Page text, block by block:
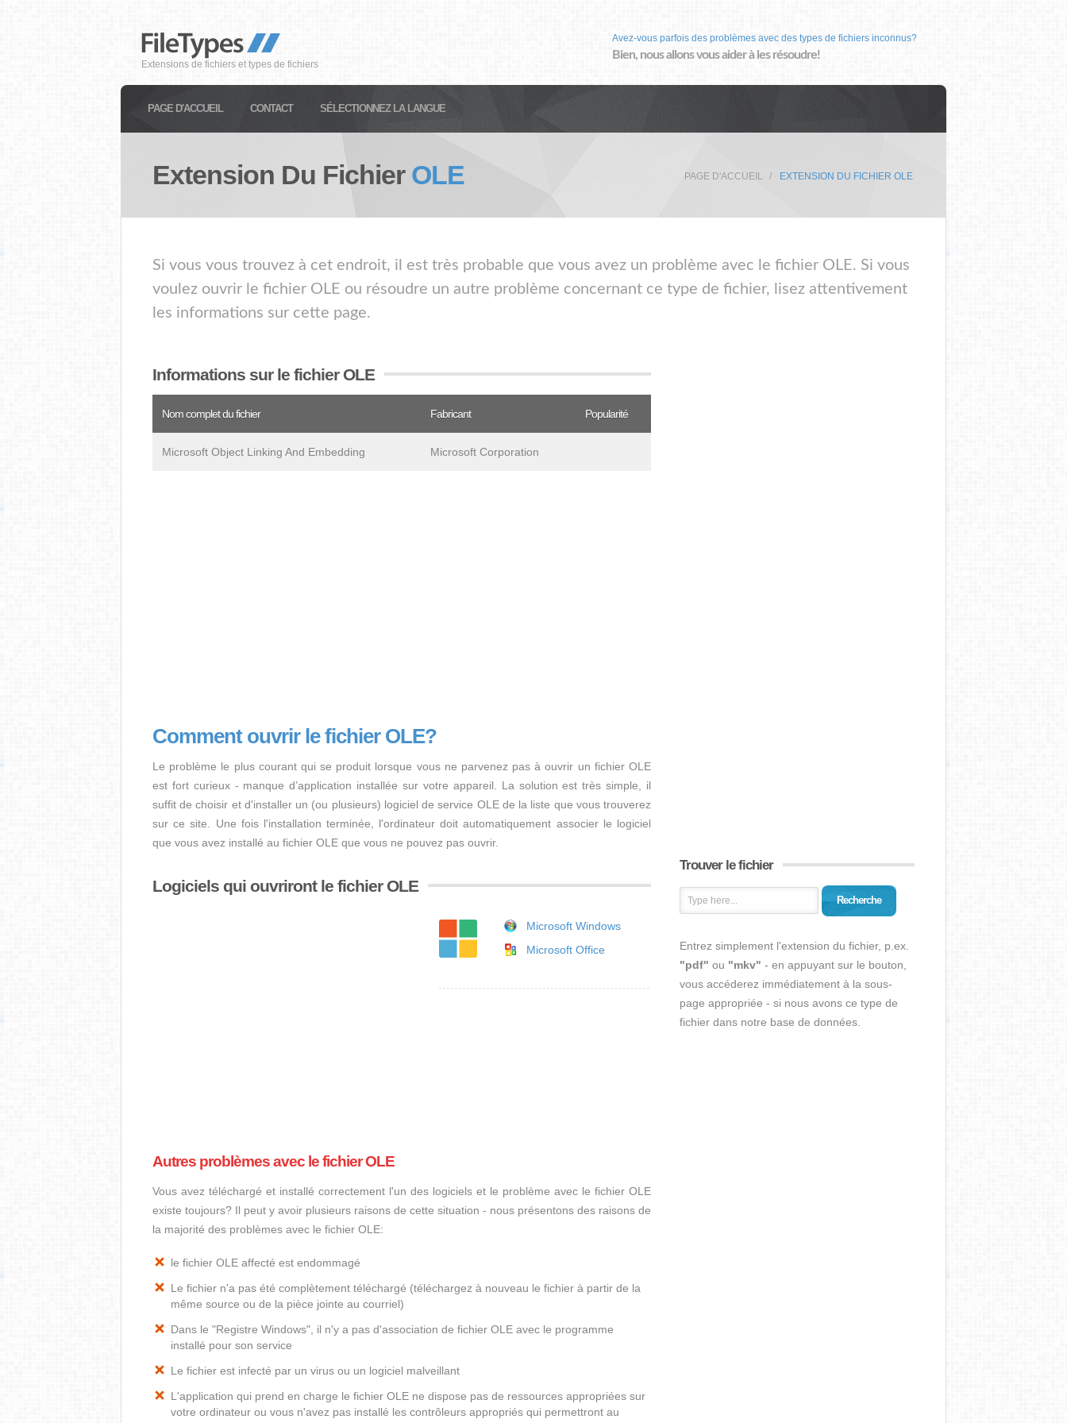
Extensions de fichiers et types de fichiers
Avez-vous parfois des problèmes avec des types de fichiers inconnus?
Bien, nous allons vous aider à les résoudre!
PAGE D'ACCUEIL CONTACT SÉLECTIONNEZ LA LANGUE
Extension Du Fichier OLE PAGE D'ACCUEIL EXTENSION DU FICHIER OLE
Si vous vous trouvez à cet endroit, il est très probable que vous avez un problème avec le fichier OLE. Si vous
voulez ouvrir le fichier OLE ou résoudre un autre problème concernant ce type de fichier, lisez attentivement
les informations sur cette page.
Informations sur le fichier OLE
Nom complet du fichier Fabricant Popularité
Microsoft Object Linking And Embedding Microsoft Corporation
Comment ouvrir le fichier OLE?
Le problème le plus courant qui se produit lorsque vous ne parvenez pas à ouvrir un fichier OLE
est fort curieux - manque d’application installée sur votre appareil. La solution est très simple, il
suffit de choisir et d'installer un (ou plusieurs) logiciel de service OLE de la liste que vous trouverez
sur ce site. Une fois l'installation terminée, l'ordinateur doit automatiquement associer le logiciel
que vous avez installé au fichier OLE que vous ne pouvez pas ouvrir.
Logiciels qui ouvriront le fichier OLE
Microsoft Windows
Microsoft Office
Autres problèmes avec le fichier OLE
Vous avez téléchargé et installé correctement l'un des logiciels et le problème avec le fichier OLE
existe toujours? Il peut y avoir plusieurs raisons de cette situation - nous présentons des raisons de
la majorité des problèmes avec le fichier OLE:
le fichier OLE affecté est endommagé
Le fichier n'a pas été complètement téléchargé (téléchargez à nouveau le fichier à partir de la
même source ou de la pièce jointe au courriel)
Dans le "Registre Windows", il n'y a pas d'association de fichier OLE avec le programme
installé pour son service
Le fichier est infecté par un virus ou un logiciel malveillant
L'application qui prend en charge le fichier OLE ne dispose pas de ressources appropriées sur
votre ordinateur ou vous n'avez pas installé les contrôleurs appropriés qui permettront au
Trouver le fichier
Recherche
Entrez simplement l'extension du fichier, p.ex.
"pdf" ou "mkv" - en appuyant sur le bouton,
vous accéderez immédiatement à la sous-
page appropriée - si nous avons ce type de
fichier dans notre base de données.